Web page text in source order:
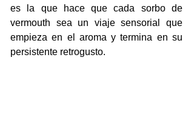
es la que hace que cada sorbo de
vermouth sea un viaje sensorial que
empieza en el aroma y termina en su
persistente retrogusto.